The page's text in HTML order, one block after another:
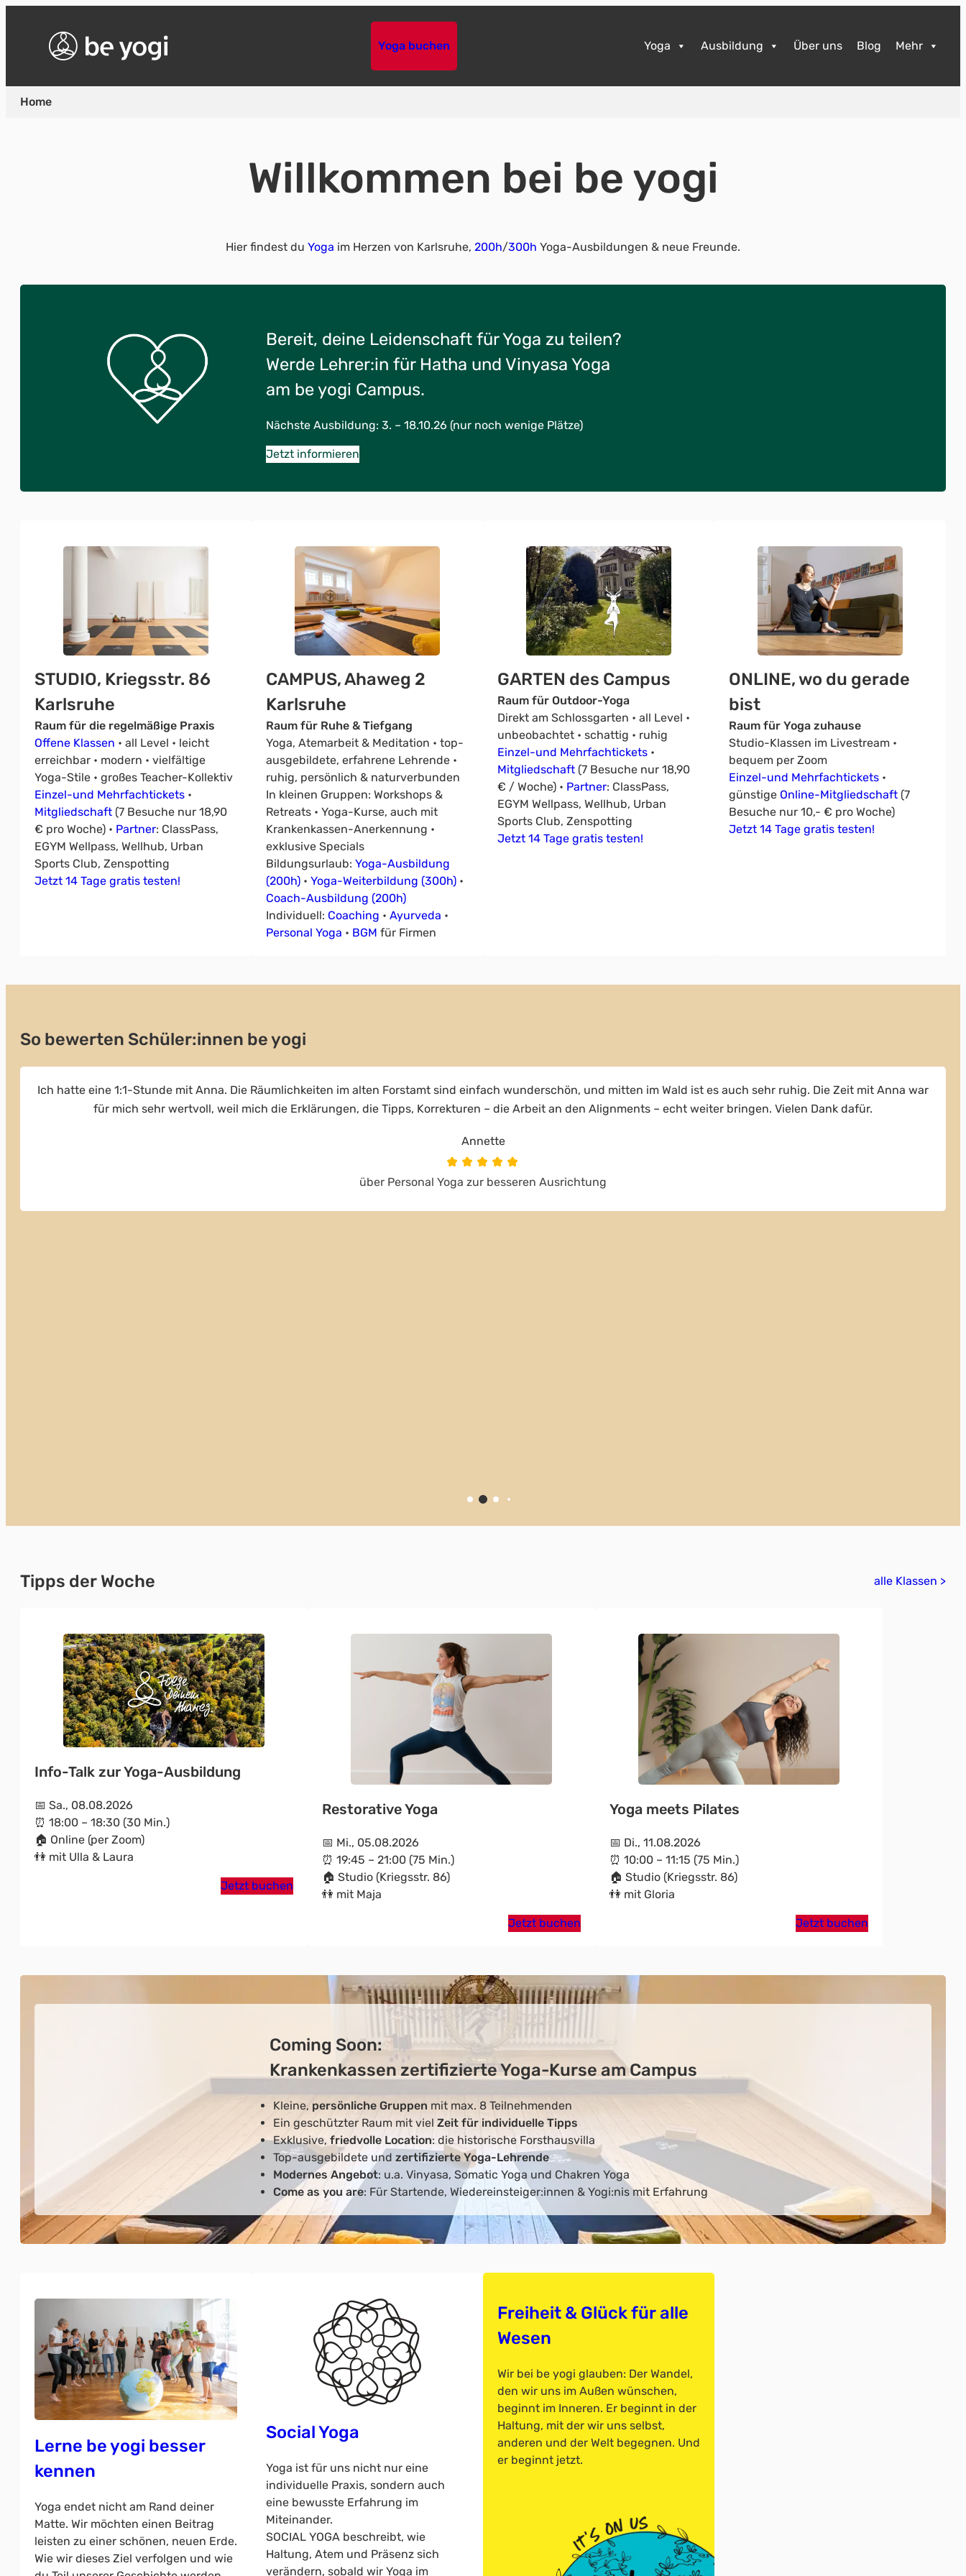
Yoga buchen Yoga Ausbildung Über uns Blog Mehr
Home
Willkommen bei be yogi
Hier findest du Yoga im Herzen von Karlsruhe, 200h/300h Yoga-Ausbildungen & neue Freunde.
Bereit, deine Leidenschaft für Yoga zu teilen?
Werde Lehrer:in für Hatha und Vinyasa Yoga
am be yogi Campus.
Nächste Ausbildung: 3. – 18.10.26 (nur noch wenige Plätze)
Jetzt informieren
STUDIO, Kriegsstr. 86
Karlsruhe
Raum für die regelmäßige Praxis
Offene Klassen • all Level • leicht
erreichbar • modern • vielfältige
Yoga-Stile • großes Teacher-Kollektiv
Einzel-und Mehrfachtickets •
Mitgliedschaft (7 Besuche nur 18,90
€ pro Woche) • Partner: ClassPass,
EGYM Wellpass, Wellhub, Urban
Sports Club, Zenspotting
Jetzt 14 Tage gratis testen!
CAMPUS, Ahaweg 2
Karlsruhe
Raum für Ruhe & Tiefgang
Yoga, Atemarbeit & Meditation • top-
ausgebildete, erfahrene Lehrende •
ruhig, persönlich & naturverbunden
In kleinen Gruppen: Workshops &
Retreats • Yoga-Kurse, auch mit
Krankenkassen-Anerkennung •
exklusive Specials
Bildungsurlaub: Yoga-Ausbildung
(200h) • Yoga-Weiterbildung (300h) •
Coach-Ausbildung (200h)
Individuell: Coaching • Ayurveda •
Personal Yoga • BGM für Firmen
GARTEN des Campus
Raum für Outdoor-Yoga
Direkt am Schlossgarten • all Level •
unbeobachtet • schattig • ruhig
Einzel-und Mehrfachtickets •
Mitgliedschaft (7 Besuche nur 18,90
€ / Woche) • Partner: ClassPass,
EGYM Wellpass, Wellhub, Urban
Sports Club, Zenspotting
Jetzt 14 Tage gratis testen!
ONLINE, wo du gerade
bist
Raum für Yoga zuhause
Studio-Klassen im Livestream •
bequem per Zoom
Einzel-und Mehrfachtickets •
günstige Online-Mitgliedschaft (7
Besuche nur 10,- € pro Woche)
Jetzt 14 Tage gratis testen!
So bewerten Schüler:innen be yogi
Ich hatte eine 1:1-Stunde mit Anna. Die Räumlichkeiten im alten Forstamt sind einfach wunderschön, und mitten im Wald ist es auch sehr ruhig. Die Zeit mit Anna war
für mich sehr wertvoll, weil mich die Erklärungen, die Tipps, Korrekturen – die Arbeit an den Alignments – echt weiter bringen. Vielen Dank dafür.
Annette
über Personal Yoga zur besseren Ausrichtung
Tipps der Woche alle Klassen >
Info-Talk zur Yoga-Ausbildung
📅 Sa., 08.08.2026
⏰ 18:00 – 18:30 (30 Min.)
🏠 Online (per Zoom)
👫 mit Ulla & Laura
Jetzt buchen
Restorative Yoga
📅 Mi., 05.08.2026
⏰ 19:45 – 21:00 (75 Min.)
🏠 Studio (Kriegsstr. 86)
👫 mit Maja
Jetzt buchen
Yoga meets Pilates
📅 Di., 11.08.2026
⏰ 10:00 – 11:15 (75 Min.)
🏠 Studio (Kriegsstr. 86)
👫 mit Gloria
Jetzt buchen
Coming Soon:
Krankenkassen zertifizierte Yoga-Kurse am Campus
Kleine, persönliche Gruppen mit max. 8 Teilnehmenden
Ein geschützter Raum mit viel Zeit für individuelle Tipps
Exklusive, friedvolle Location: die historische Forsthausvilla
Top-ausgebildete und zertifizierte Yoga-Lehrende
Modernes Angebot: u.a. Vinyasa, Somatic Yoga und Chakren Yoga
Come as you are: Für Startende, Wiedereinsteiger:innen & Yogi:nis mit Erfahrung
Lerne be yogi besser
kennen
Yoga endet nicht am Rand deiner
Matte. Wir möchten einen Beitrag
leisten zu einer schönen, neuen Erde.
Wie wir dieses Ziel verfolgen und wie
Social Yoga
Yoga ist für uns nicht nur eine
individuelle Praxis, sondern auch
eine bewusste Erfahrung im
Miteinander.
SOCIAL YOGA beschreibt, wie
Haltung, Atem und Präsenz sich
verändern, sobald wir Yoga im
Freiheit & Glück für alle
Wesen
Wir bei be yogi glauben: Der Wandel,
den wir uns im Außen wünschen,
beginnt im Inneren. Er beginnt in der
Haltung, mit der wir uns selbst,
anderen und der Welt begegnen. Und
er beginnt jetzt.